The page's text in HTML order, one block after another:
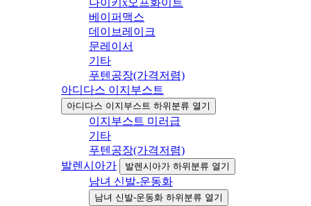
나이키x오프화이트
베이퍼맥스
데이브레이크
문레이서
기타
푸텐공장(가격저렴)
아디다스 이지부스트
아디다스 이지부스트 하위분류 열기
이지부스트 미러급
기타
푸텐공장(가격저렴)
발렌시아가
발렌시아가 하위분류 열기
남녀 신발-운동화
남녀 신발-운동화 하위분류 열기